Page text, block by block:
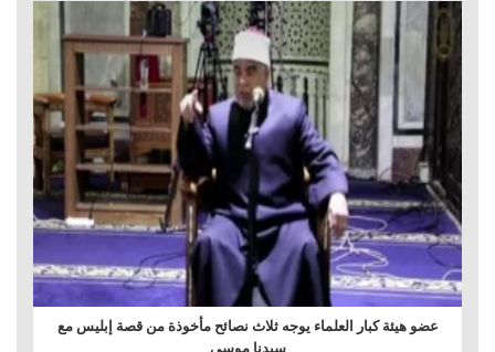
عضو هيئة كبار العلماء يوجه ثلاث نصائح مأخوذة من قصة إبليس مع
سيدنا ‏موسى